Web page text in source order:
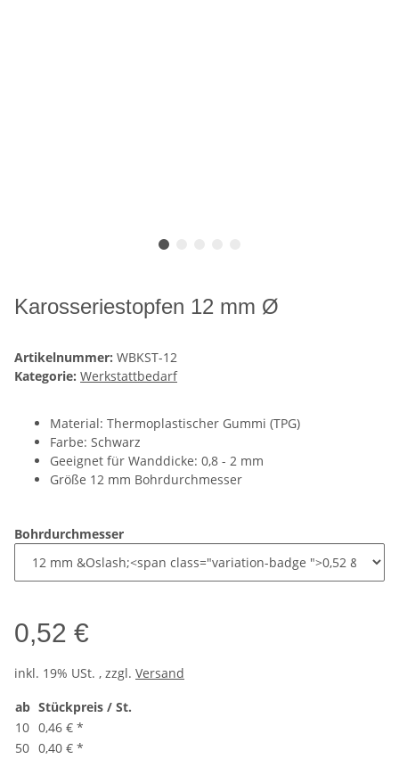
Karosseriestopfen 12 mm Ø
Artikelnummer: WBKST-12
Kategorie: Werkstattbedarf
Material: Thermoplastischer Gummi (TPG)
Farbe: Schwarz
Geeignet für Wanddicke: 0,8 - 2 mm
Größe 12 mm Bohrdurchmesser
Bohrdurchmesser
0,52 €
inkl. 19% USt. , zzgl. Versand
ab Stückpreis / St.
10 0,46 € *
50 0,40 € *